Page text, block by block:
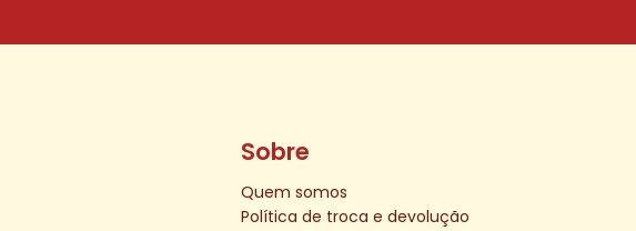
Sobre
Quem somos
Política de troca e devolução